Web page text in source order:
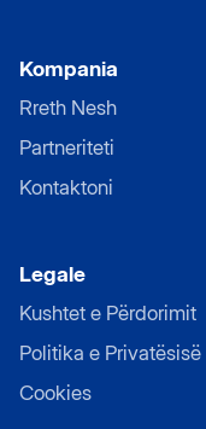
Kompania
Rreth Nesh
Partneriteti
Kontaktoni
Legale
Kushtet e Përdorimit
Politika e Privatësisë
Cookies